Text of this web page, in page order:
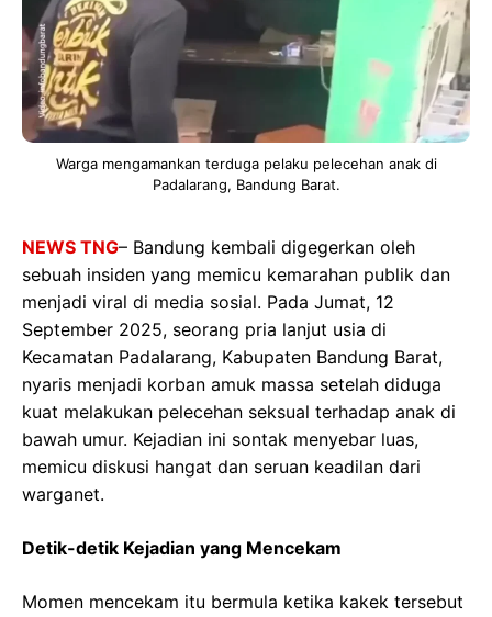
Warga mengamankan terduga pelaku pelecehan anak di
Padalarang, Bandung Barat.
NEWS TNG– Bandung kembali digegerkan oleh
sebuah insiden yang memicu kemarahan publik dan
menjadi viral di media sosial. Pada Jumat, 12
September 2025, seorang pria lanjut usia di
Kecamatan Padalarang, Kabupaten Bandung Barat,
nyaris menjadi korban amuk massa setelah diduga
kuat melakukan pelecehan seksual terhadap anak di
bawah umur. Kejadian ini sontak menyebar luas,
memicu diskusi hangat dan seruan keadilan dari
warganet.
Detik-detik Kejadian yang Mencekam
Momen mencekam itu bermula ketika kakek tersebut